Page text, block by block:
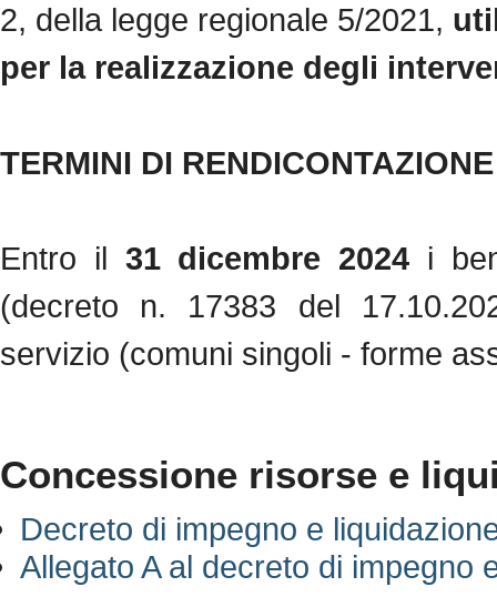
2, della legge regionale 5/2021,
per la realizzazione degli
TERMINI DI RENDICONTAZIONE
Entro il 31 dicembre 2024 i
(decreto n. 17383 del
servizio (comuni singoli - forme
Concessione risorse e
Decreto di impegno e
Allegato A al decreto di impegno